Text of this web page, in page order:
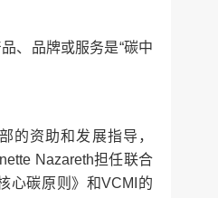
、品牌或服务是“碳中
的资助和发展指导，
Nazareth担任联合
心碳原则》和VCMI的